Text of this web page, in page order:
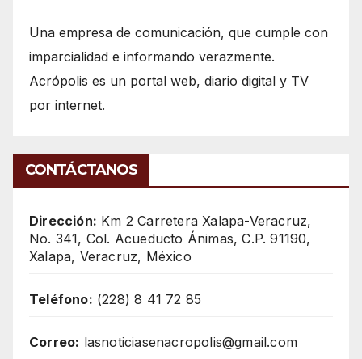
Una empresa de comunicación, que cumple con
imparcialidad e informando verazmente.
Acrópolis es un portal web, diario digital y TV
por internet.
CONTÁCTANOS
Dirección: Km 2 Carretera Xalapa-Veracruz,
No. 341, Col. Acueducto Ánimas, C.P. 91190,
Xalapa, Veracruz, México
Teléfono: (228) 8 41 72 85
Correo: lasnoticiasenacropolis@gmail.com